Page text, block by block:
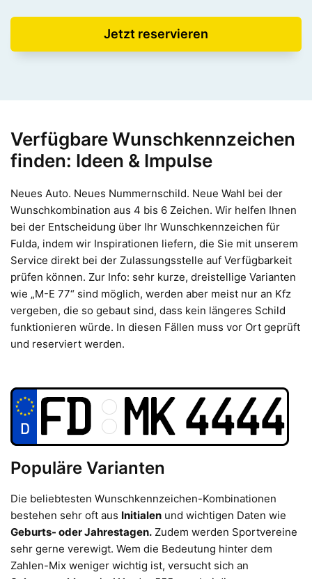
Jetzt reservieren
Verfügbare Wunschkennzeichen
finden: Ideen & Impulse
Neues Auto. Neues Nummernschild. Neue Wahl bei der
Wunschkombination aus 4 bis 6 Zeichen. Wir helfen Ihnen
bei der Entscheidung über Ihr Wunschkennzeichen für
Fulda, indem wir Inspirationen liefern, die Sie mit unserem
Service direkt bei der Zulassungsstelle auf Verfügbarkeit
prüfen können. Zur Info: sehr kurze, dreistellige Varianten
wie „M-E 77“ sind möglich, werden aber meist nur an Kfz
vergeben, die so gebaut sind, dass kein längeres Schild
funktionieren würde. In diesen Fällen muss vor Ort geprüft
und reserviert werden.
Populäre Varianten
Die beliebtesten Wunschkennzeichen-Kombinationen
bestehen sehr oft aus Initialen und wichtigen Daten wie
Geburts- oder Jahrestagen. Zudem werden Sportvereine
sehr gerne verewigt. Wem die Bedeutung hinter dem
Zahlen-Mix weniger wichtig ist, versucht sich an